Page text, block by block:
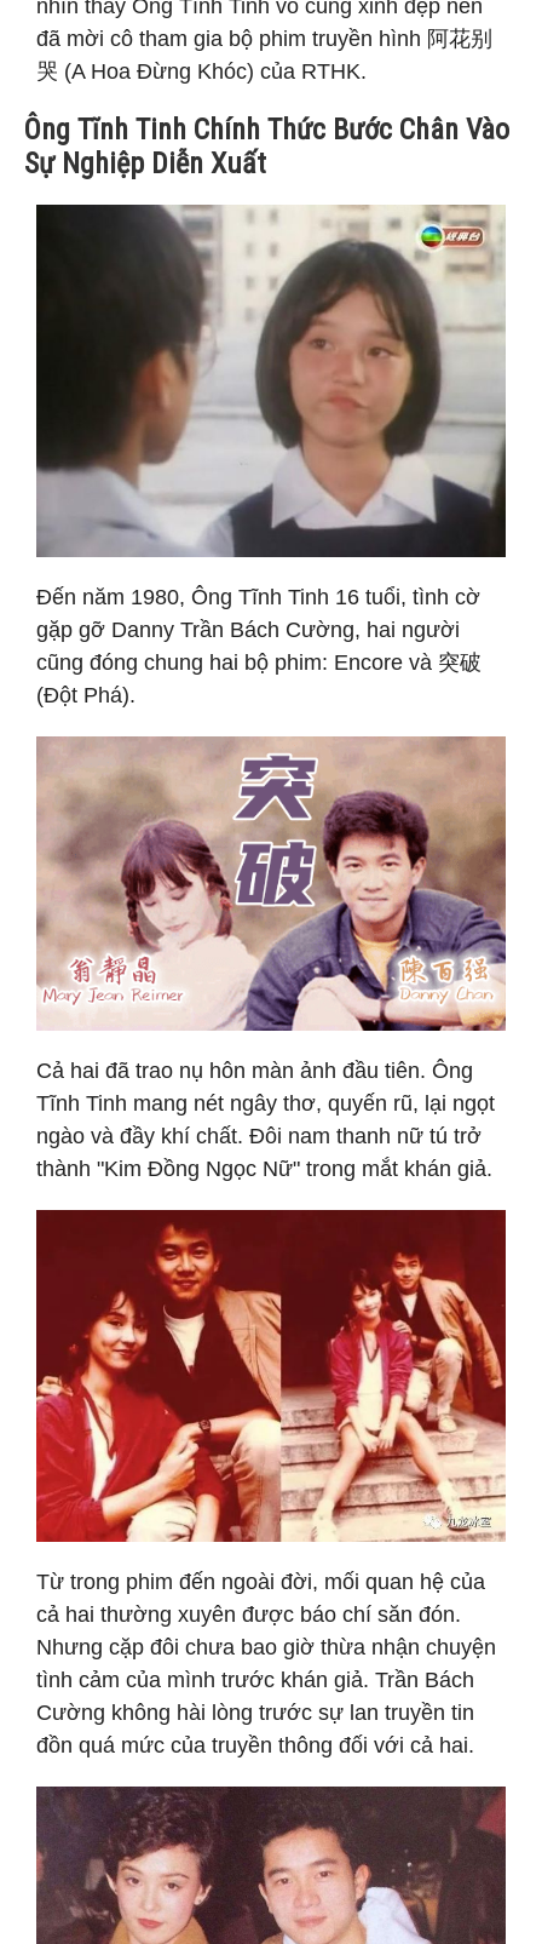
nhìn thấy Ông Tĩnh Tinh vô cùng xinh đẹp nên
đã mời cô tham gia bộ phim truyền hình 阿花别
哭 (A Hoa Đừng Khóc) của RTHK.
Ông Tĩnh Tinh Chính Thức Bước Chân Vào
Sự Nghiệp Diễn Xuất
Đến năm 1980, Ông Tĩnh Tinh 16 tuổi, tình cờ
gặp gỡ Danny Trần Bách Cường, hai người
cũng đóng chung hai bộ phim: Encore và 突破
(Đột Phá).
Cả hai đã trao nụ hôn màn ảnh đầu tiên. Ông
Tĩnh Tinh mang nét ngây thơ, quyến rũ, lại ngọt
ngào và đầy khí chất. Đôi nam thanh nữ tú trở
thành "Kim Đồng Ngọc Nữ" trong mắt khán giả.
Từ trong phim đến ngoài đời, mối quan hệ của
cả hai thường xuyên được báo chí săn đón.
Nhưng cặp đôi chưa bao giờ thừa nhận chuyện
tình cảm của mình trước khán giả. Trần Bách
Cường không hài lòng trước sự lan truyền tin
đồn quá mức của truyền thông đối với cả hai.